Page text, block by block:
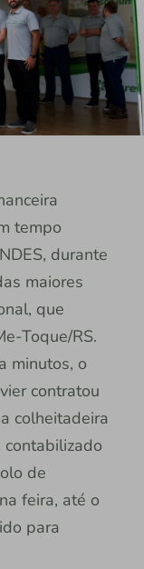
tempo
durante
maiores
que
Toque/RS.
minutos, o
contratou
colheitadeira
de
feira, até o
para